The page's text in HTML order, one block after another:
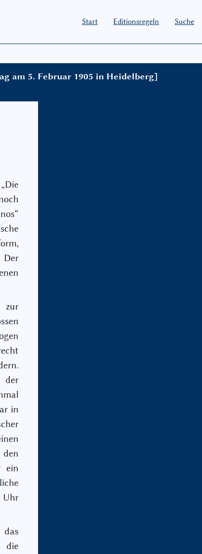
Start Editionsregeln Suche
am 5. Februar 1905 in Heidelberg]
Der
zur
der
in
den
ein
Uhr
das
die